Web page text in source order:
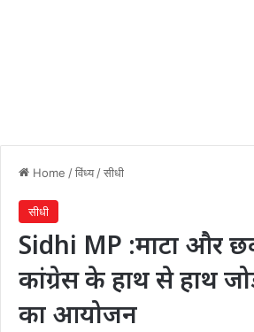
Home /विंध्य /सीधी
सीधी
Sidhi MP :माटा और
कांग्रेस के हाथ से हाथ
का आयोजन